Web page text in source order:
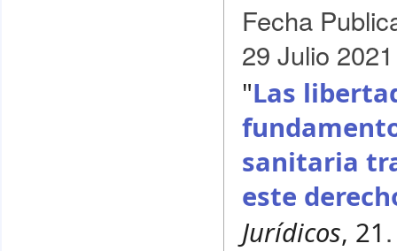
Fecha
29 Julio 2021
"Las
sanitaria
este
Jurídicos, 21